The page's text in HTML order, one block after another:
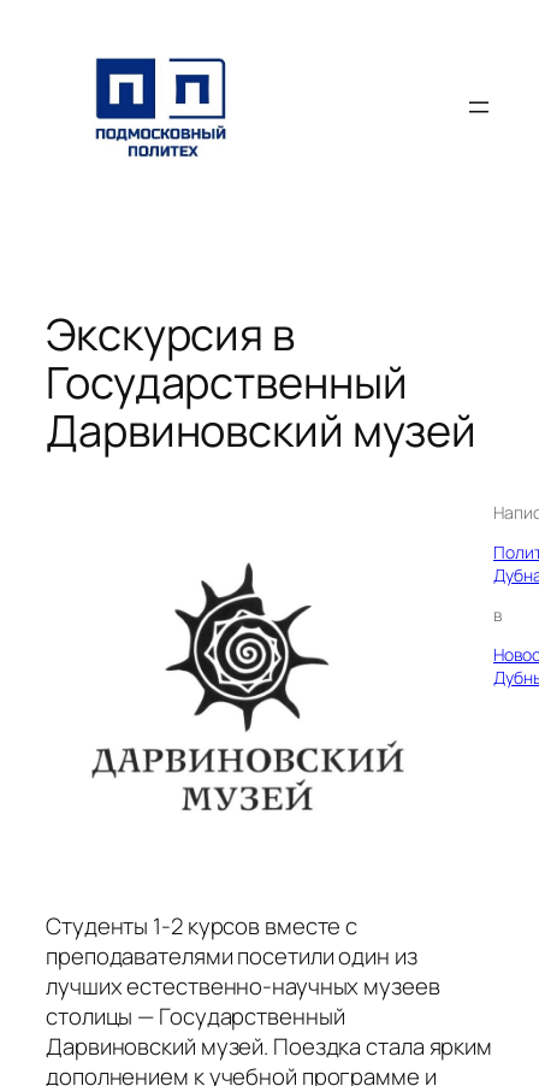
содержимому
Экскурсия в
Государственный
Дарвиновский музей
в
Студенты 1-2 курсов вместе с
преподавателями посетили один из
лучших естественно-научных музеев
столицы — Государственный
Дарвиновский музей. Поездка стала ярким
дополнением к учебной программе и